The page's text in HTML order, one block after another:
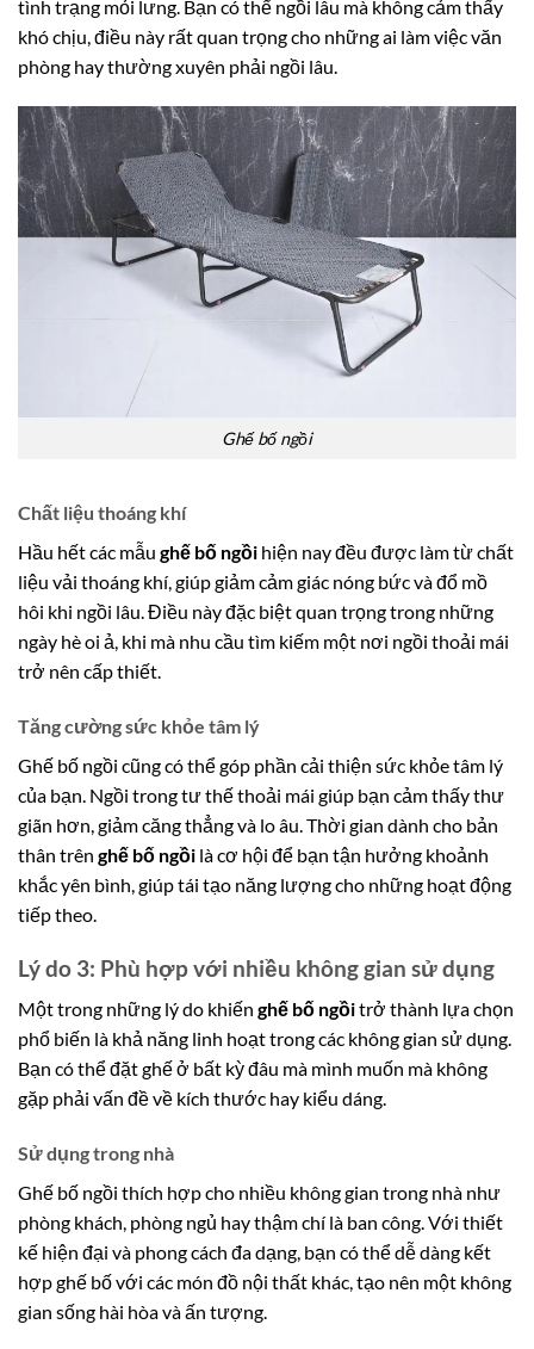
tình trạng mỏi lưng. Bạn có thể ngồi lâu mà không cảm thấy
khó chịu, điều này rất quan trọng cho những ai làm việc văn
phòng hay thường xuyên phải ngồi lâu.
Ghế bố ngồi
Chất liệu thoáng khí
Hầu hết các mẫu ghế bố ngồi hiện nay đều được làm từ chất
liệu vải thoáng khí, giúp giảm cảm giác nóng bức và đổ mồ
hôi khi ngồi lâu. Điều này đặc biệt quan trọng trong những
ngày hè oi ả, khi mà nhu cầu tìm kiếm một nơi ngồi thoải mái
trở nên cấp thiết.
Tăng cường sức khỏe tâm lý
Ghế bố ngồi cũng có thể góp phần cải thiện sức khỏe tâm lý
của bạn. Ngồi trong tư thế thoải mái giúp bạn cảm thấy thư
giãn hơn, giảm căng thẳng và lo âu. Thời gian dành cho bản
thân trên ghế bố ngồi là cơ hội để bạn tận hưởng khoảnh
khắc yên bình, giúp tái tạo năng lượng cho những hoạt động
tiếp theo.
Lý do 3: Phù hợp với nhiều không gian sử dụng
Một trong những lý do khiến ghế bố ngồitrở thành lựa chọn
phổ biến là khả năng linh hoạt trong các không gian sử dụng.
Bạn có thể đặt ghế ở bất kỳ đâu mà mình muốn mà không
gặp phải vấn đề về kích thước hay kiểu dáng.
Sử dụng trong nhà
Ghế bố ngồi thích hợp cho nhiều không gian trong nhà như
phòng khách, phòng ngủ hay thậm chí là ban công. Với thiết
kế hiện đại và phong cách đa dạng, bạn có thể dễ dàng kết
hợp ghế bố với các món đồ nội thất khác, tạo nên một không
gian sống hài hòa và ấn tượng.